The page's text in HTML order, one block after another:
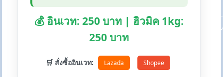
💰 อินเวท: 250 บาท | ฮิวมิค 1kg:
250 บาท
🛒 สั่งซื้ออินเวท: Lazada Shopee